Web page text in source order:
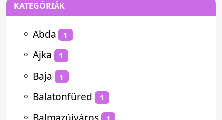
KATEGÓRIÁK
⚬ Abda 1
⚬ Ajka 1
⚬ Baja 1
⚬ Balatonfüred 1
⚬ Balmazújváros 1